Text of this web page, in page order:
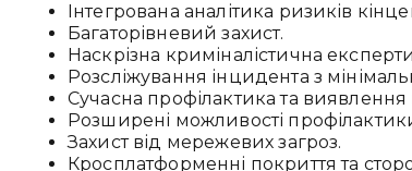
Інтегрована аналітика ризиків
Багаторівневий захист.
Наскрізна криміналістична
Розсліжування інцидента з
Сучасна профілактика та
Розширені можливості
Захист від мережевих загроз.
Кросплатформенні покриття та